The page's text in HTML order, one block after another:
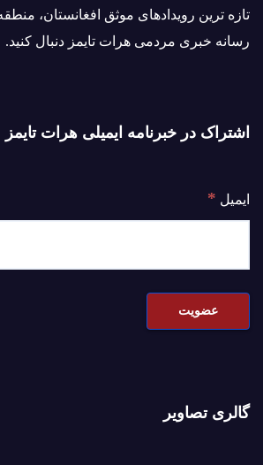
تازه ترین رویدادهای موثق افغانستان،
رسانه خبری مردمی هرات تایمز دنبال کنید.
اشتراک در خبرنامه ایمیلی هرات تایمز
ایمیل *
گالری تصاویر